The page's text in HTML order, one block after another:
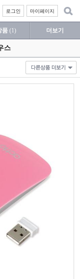
마이페이지
로그인
품 (1) 더보기
스